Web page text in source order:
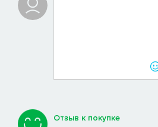
Отзыв к покупке